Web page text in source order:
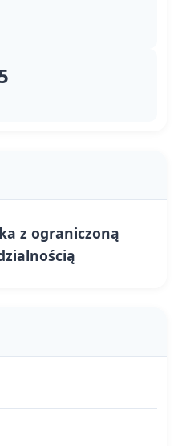
z ograniczoną